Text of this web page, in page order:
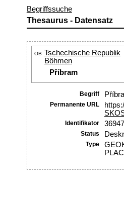
Begriffssuche
Thesaurus - Datensatz
OB Tschechische Republik
Böhmen
Příbram
Begriff
Permanente URL
Identifikator 36947
Status
Type